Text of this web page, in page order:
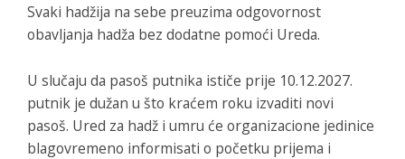
Svaki hadžija na sebe preuzima odgovornost
obavljanja hadža bez dodatne pomoći Ureda.
U slučaju da pasoš putnika ističe prije 10.12.2027.
putnik je dužan u što kraćem roku izvaditi novi
pasoš. Ured za hadž i umru će organizacione jedinice
blagovremeno informisati o početku prijema i